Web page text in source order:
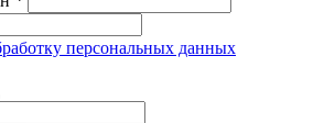
персональных данных